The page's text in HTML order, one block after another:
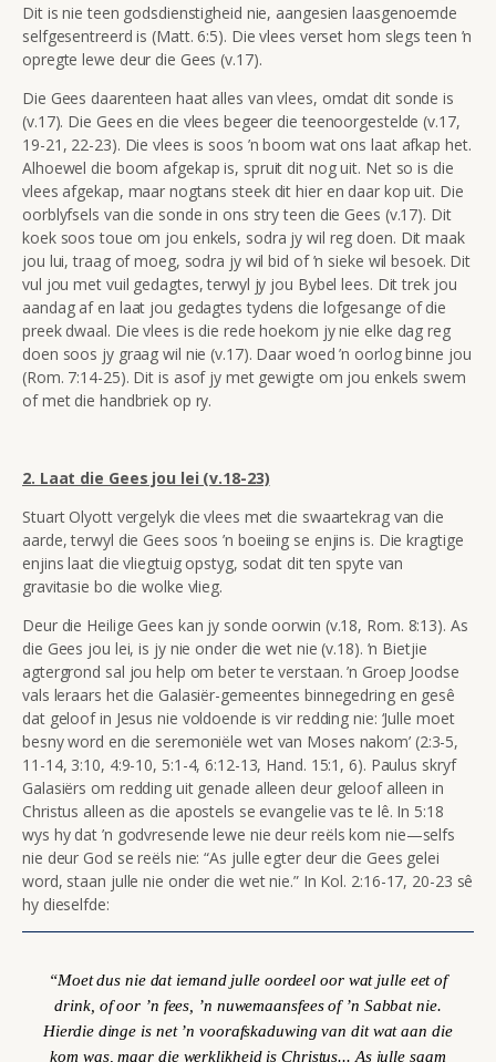
Dit is nie teen godsdienstigheid nie, aangesien laasgenoemde
selfgesentreerd is (Matt. 6:5). Die vlees verset hom slegs teen ’n
opregte lewe deur die Gees (v.17).
Die Gees daarenteen haat alles van vlees, omdat dit sonde is
(v.17). Die Gees en die vlees begeer die teenoorgestelde (v.17,
19-21, 22-23). Die vlees is soos ’n boom wat ons laat afkap het.
Alhoewel die boom afgekap is, spruit dit nog uit. Net so is die
vlees afgekap, maar nogtans steek dit hier en daar kop uit. Die
oorblyfsels van die sonde in ons stry teen die Gees (v.17). Dit
koek soos toue om jou enkels, sodra jy wil reg doen. Dit maak
jou lui, traag of moeg, sodra jy wil bid of ’n sieke wil besoek. Dit
vul jou met vuil gedagtes, terwyl jy jou Bybel lees. Dit trek jou
aandag af en laat jou gedagtes tydens die lofgesange of die
preek dwaal. Die vlees is die rede hoekom jy nie elke dag reg
doen soos jy graag wil nie (v.17). Daar woed ’n oorlog binne jou
(Rom. 7:14-25). Dit is asof jy met gewigte om jou enkels swem
of met die handbriek op ry.
2. Laat die Gees jou lei (v.18-23)
Stuart Olyott vergelyk die vlees met die swaartekrag van die
aarde, terwyl die Gees soos ’n boeiing se enjins is. Die kragtige
enjins laat die vliegtuig opstyg, sodat dit ten spyte van
gravitasie bo die wolke vlieg.
Deur die Heilige Gees kan jy sonde oorwin (v.18, Rom. 8:13). As
die Gees jou lei, is jy nie onder die wet nie (v.18). ’n Bietjie
agtergrond sal jou help om beter te verstaan. ’n Groep Joodse
vals leraars het die Galasiër-gemeentes binnegedring en gesê
dat geloof in Jesus nie voldoende is vir redding nie: ‘Julle moet
besny word en die seremoniële wet van Moses nakom’ (2:3-5,
11-14, 3:10, 4:9-10, 5:1-4, 6:12-13, Hand. 15:1, 6). Paulus skryf
Galasiërs om redding uit genade alleen deur geloof alleen in
Christus alleen as die apostels se evangelie vas te lê. In 5:18
wys hy dat ’n godvresende lewe nie deur reëls kom nie—selfs
nie deur God se reëls nie:“As julle egter deur die Gees gelei
word, staan julle nie onder die wet nie.” In Kol. 2:16-17, 20-23 sê
hy dieselfde:
“Moet dus nie dat iemand julle oordeel oor wat julle eet of
drink, of oor ’n fees, ’n nuwemaansfees of ’n Sabbat nie.
Hierdie dinge is net ’n voorafskaduwing van dit wat aan die
kom was, maar die werklikheid is Christus... As julle saam